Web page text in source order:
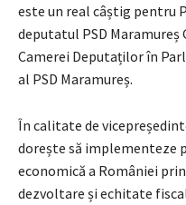
este un real câștig pentru
deputatul PSD
Camerei Deputaților în
al PSD Maramureș.
În calitate de
dorește să implementeze
economică a României
dezvoltare și echitate